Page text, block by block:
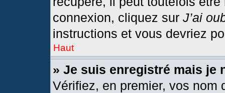
connexion, cliquez sur J’ai
instructions et vous devriez
Haut
» Je suis enregistré mais je
Vérifiez, en premier, vos nom